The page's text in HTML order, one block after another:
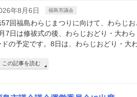
年8月6日 福島市議会
57回福島わらじまつりに向けて、わらじ
7日は修祓式の後、わらじおどり・大わ
ドの予定です。8日は、わらじおどり・大
この記事を読む